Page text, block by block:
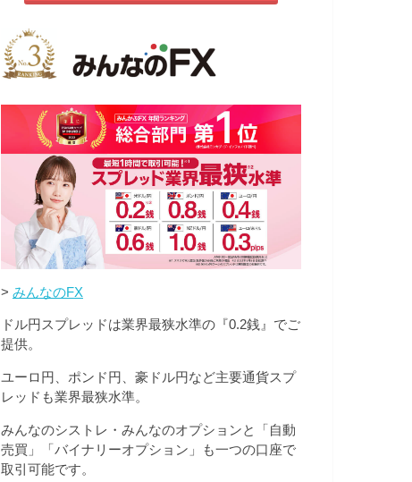
> みんなのFX
ドル円スプレッドは業界最狭水準の『0.2銭』でご
提供。
ユーロ円、ポンド円、豪ドル円など主要通貨スプ
レッドも業界最狭水準。
みんなのシストレ・みんなのオプションと「自動
売買」「バイナリーオプション」も一つの口座で
取引可能です。